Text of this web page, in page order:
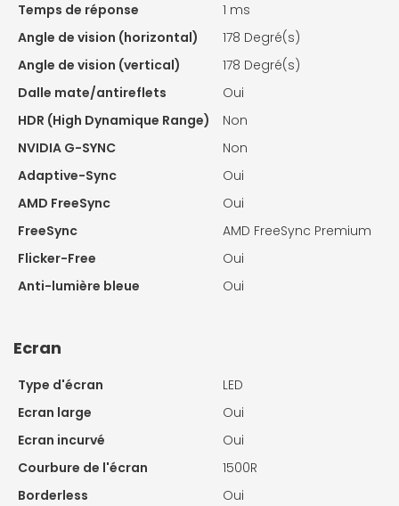
Temps de réponse
1 ms
Angle de vision (horizontal)
178 Degré(s)
Angle de vision (vertical)
178 Degré(s)
Dalle mate/antireflets
Oui
HDR (High Dynamique Range)
Non
NVIDIA G-SYNC
Non
Adaptive-Sync
Oui
AMD FreeSync
Oui
FreeSync
AMD FreeSync Premium
Flicker-Free
Oui
Anti-lumière bleue
Oui
Ecran
Type d'écran
LED
Ecran large
Oui
Ecran incurvé
Oui
Courbure de l'écran
1500R
Borderless
Oui